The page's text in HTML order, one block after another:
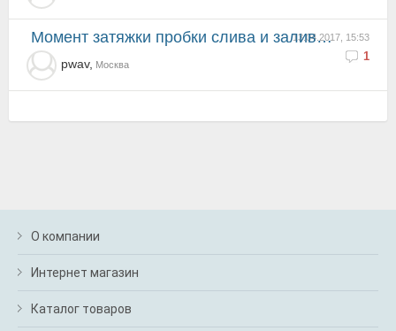
13.04.2017, 15:53
1
Момент затяжки пробки слива и залива масла КПП. Нужна ли прокладка под пробки?
pwav, Москва
О компании
Интернет магазин
Каталог товаров